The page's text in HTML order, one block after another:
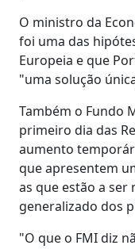
O ministro da
foi uma das
Europeia e que
"uma solução
Também o Fundo
primeiro dia das
aumento
que apresentem
as que estão a ser
generalizado dos
"O que o FMI diz